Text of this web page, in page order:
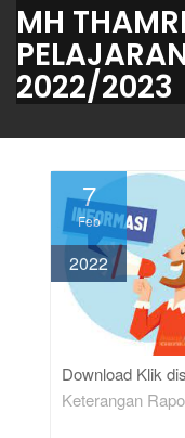
MH
2022/2023
7
Feb
2022
Download Klik
Keterangan